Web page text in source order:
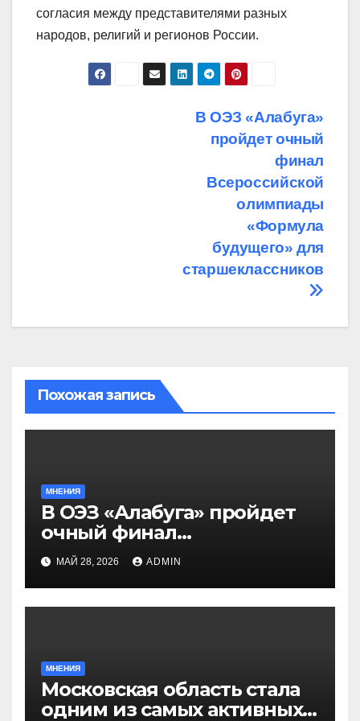
согласия между представителями разных
народов, религий и регионов России.
В ОЭЗ «Алабуга»
пройдет очный
финал
Всероссийской
олимпиады
«Формула
будущего» для
старшеклассников
Похожая запись
МНЕНИЯ
В ОЭЗ «Алабуга» пройдет
очный финал
Всероссийской
олимпиады «Формула
будущего» для
старшеклассников
МАЙ 28, 2026 ADMIN
МНЕНИЯ
Московская область стала
одним из самых активных